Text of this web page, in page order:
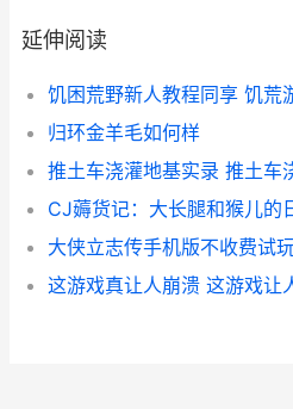
延伸阅读
饥困荒野新人教程同享 饥荒
归环金羊毛如何样
推土车浇灌地基实录 推土车
这游戏真让人崩溃 这游戏让